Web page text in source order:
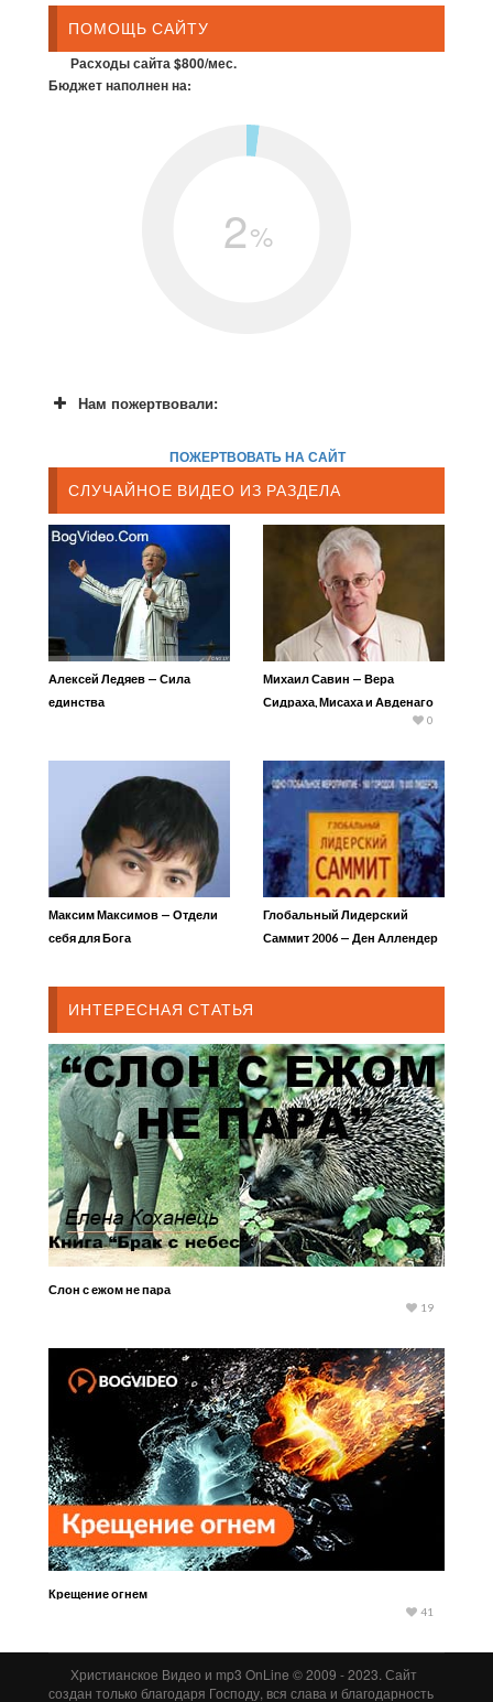
ПОМОЩЬ САЙТУ
Расходы сайта $800/мес.
Бюджет наполнен на:
2%
Нам пожертвовали:
ПОЖЕРТВОВАТЬ НА САЙТ
СЛУЧАЙНОЕ ВИДЕО ИЗ РАЗДЕЛА
Алексей Ледяев — Сила
единства
Михаил Савин — Вера
Сидраха, Мисаха и Авденаго
0
Максим Максимов — Отдели
себя для Бога
Глобальный Лидерский
Саммит 2006 — Ден Аллендер
ИНТЕРЕСНАЯ СТАТЬЯ
Слон с ежом не пара
19
Крещение огнем
41
Христианское Видео и mp3 OnLine © 2009 - 2023. Сайт
создан только благодаря Господу, вся слава и благодарность